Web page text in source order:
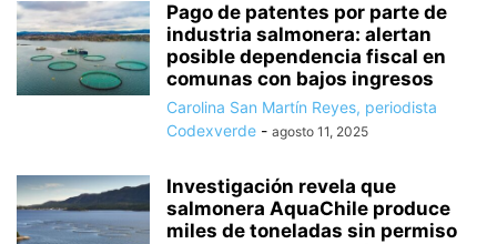
Pago de patentes por parte de
industria salmonera: alertan
posible dependencia fiscal en
comunas con bajos ingresos
Carolina San Martín Reyes, periodista
Codexverde - agosto 11, 2025
Investigación revela que
salmonera AquaChile produce
miles de toneladas sin permiso